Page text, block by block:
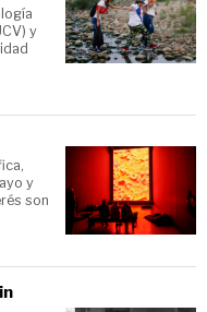
y
y
son